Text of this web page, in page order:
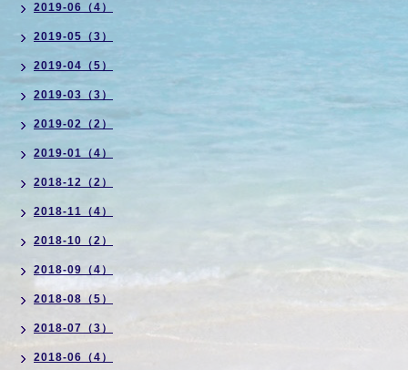
2019-06（4）
2019-05（3）
2019-04（5）
2019-03（3）
2019-02（2）
2019-01（4）
2018-12（2）
2018-11（4）
2018-10（2）
2018-09（4）
2018-08（5）
2018-07（3）
2018-06（4）